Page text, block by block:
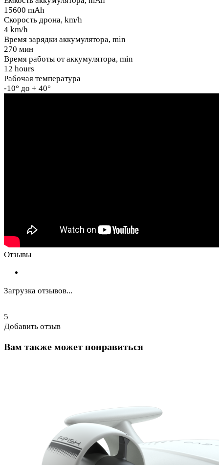
15600 mAh
Скорость дрона, km/h
4 km/h
Время зарядки аккумулятора, min
270 мин
Время работы от аккумулятора, min
12 hours
Рабочая температура
-10° до + 40°
Отзывы
Загрузка отзывов...
5
Добавить отзыв
Вам также может понравиться